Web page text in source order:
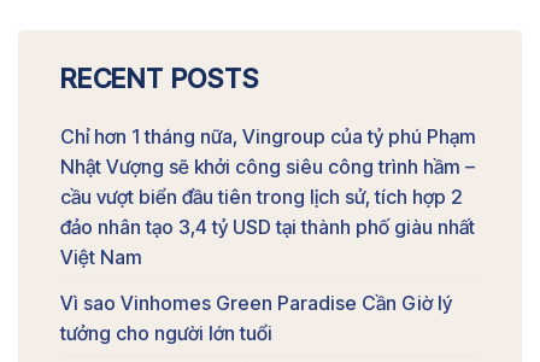
RECENT POSTS
Chỉ hơn 1 tháng nữa, Vingroup của tỷ phú Phạm
Nhật Vượng sẽ khởi công siêu công trình hầm –
cầu vượt biển đầu tiên trong lịch sử, tích hợp 2
đảo nhân tạo 3,4 tỷ USD tại thành phố giàu nhất
Việt Nam
Vì sao Vinhomes Green Paradise Cần Giờ lý
tưởng cho người lớn tuổi